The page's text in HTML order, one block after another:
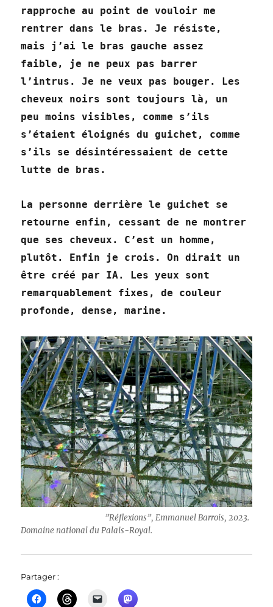
rapproche au point de vouloir me
rentrer dans le bras. Je résiste,
mais j’ai le bras gauche assez
faible, je ne peux pas barrer
l’intrus. Je ne veux pas bouger. Les
cheveux noirs sont toujours là, un
peu moins visibles, comme s’ils
s’étaient éloignés du guichet, comme
s’ils se désintéressaient de cette
lutte de bras.
La personne derrière le guichet se
retourne enfin, cessant de ne montrer
que ses cheveux. C’est un homme,
plutôt. Enfin je crois. On dirait un
être créé par IA. Les yeux sont
remarquablement fixes, de couleur
profonde, dense, marine.
”Réflexions”, Emmanuel Barrois, 2023.
Domaine national du Palais-Royal.
Partager :